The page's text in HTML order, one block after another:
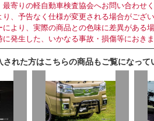
寄りの軽自動車検査協会へお問い合わせく
り、予告なく仕様が変更される場合がござい
により、実際の商品との色味に差異がある
に発生した、いかなる事故・損傷等におき
れた方はこちらの商品もご覧になって